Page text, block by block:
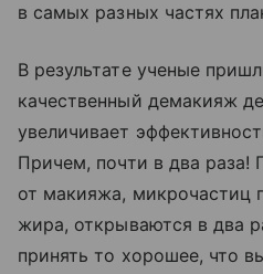
в самых разных частях
В результате ученые
качественный демакияж
увеличивает
Причем, почти в два
от макияжа, микрочастиц
жира, открываются в два
принять то хорошее, что